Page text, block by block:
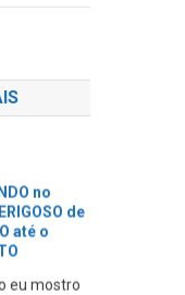
no
de
até o
eu mostro